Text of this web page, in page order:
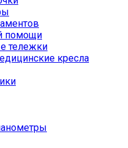
помощи
тележки
кресла